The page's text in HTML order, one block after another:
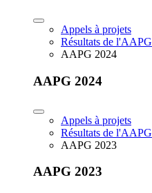
Appels à projets
Résultats de l'AAPG
AAPG 2024
AAPG 2024
Appels à projets
Résultats de l'AAPG
AAPG 2023
AAPG 2023